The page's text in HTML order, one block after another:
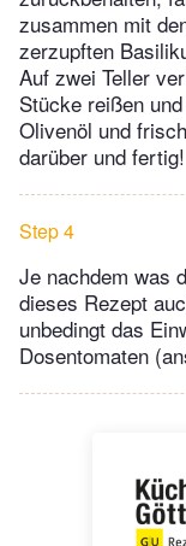
zusammen mit
zerzupften
Auf zwei Teller
Stücke reißen
Olivenöl und
darüber und fertig!
Step 4
Je nachdem was
dieses Rezept
unbedingt das
Dosentomaten